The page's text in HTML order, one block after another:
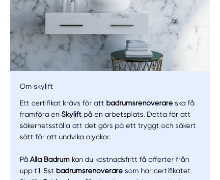
Manuellt
Välj tillvägagångssätt
Om skylift
Ett certifikat krävs för att badrumsrenoverare ska få
framföra enSkylift på en arbetsplats. Detta för att
säkerhetsställa att det görs på ett tryggt och säkert
sätt för att undvika olyckor.
PåAlla Badrum kan du kostnadsfritt få offerter från
upp till 5st badrumsrenoverare som har certifikatet